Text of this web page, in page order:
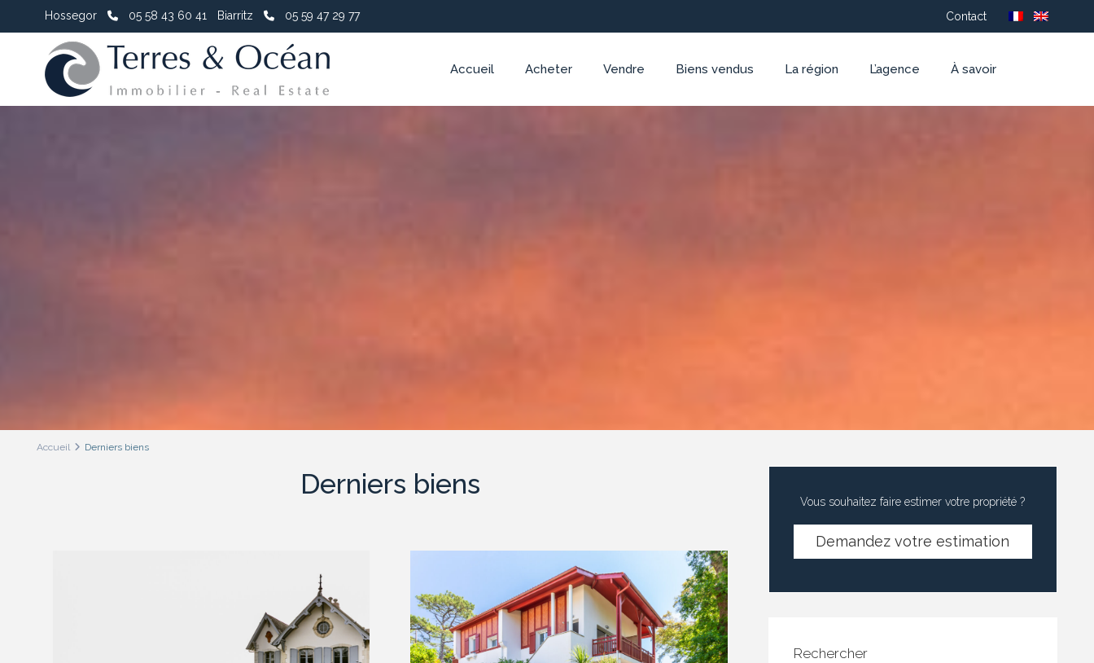
Hossegor 05 58 43 60 41 Biarritz 05 59 47 29 77 Contact
Accueil Acheter Vendre Biens vendus La région L’agence À savoir
Accueil Derniers biens
Derniers biens
Vous souhaitez faire estimer votre propriété ?
Demandez votre estimation
Rechercher